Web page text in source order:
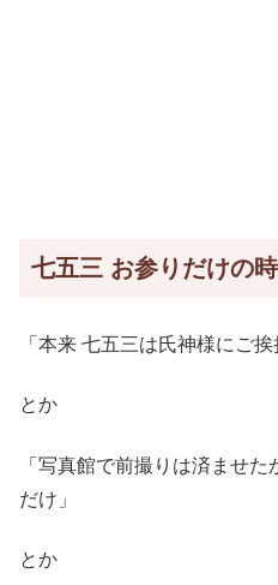
七五三 お参りだけの
「本来 七五三は氏神様にご
とか
「写真館で前撮りは済ませ
だけ」
とか